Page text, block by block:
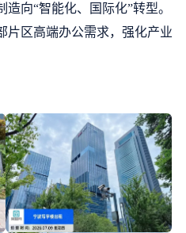
向“智能化、国际化”转型。
片区高端办公需求，强化产业